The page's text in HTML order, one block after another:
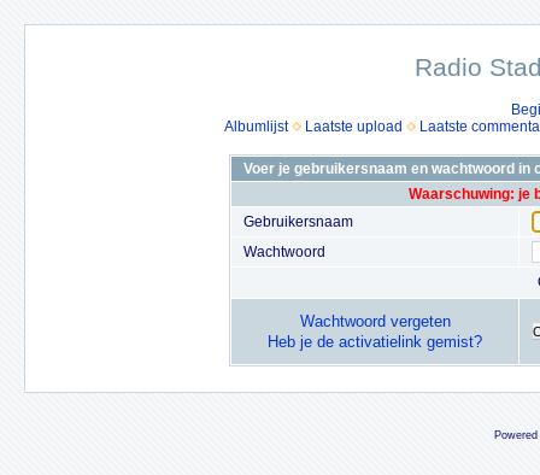
Radio
Albumlijst
Laatste upload Laatste
Voer je gebruikersnaam en wachtwoord in
Waarschuwing: je
Gebruikersnaam
Wachtwoord
Wachtwoord vergeten
Heb je de activatielink gemist?